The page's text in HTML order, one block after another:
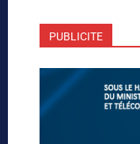
PUBLICITE